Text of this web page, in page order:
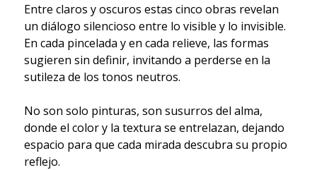
Entre claros y oscuros estas cinco obras revelan
un diálogo silencioso entre lo visible y lo invisible.
En cada pincelada y en cada relieve, las formas
sugieren sin definir, invitando a perderse en la
sutileza de los tonos neutros.
No son solo pinturas, son susurros del alma,
donde el color y la textura se entrelazan, dejando
espacio para que cada mirada descubra su propio
reflejo.